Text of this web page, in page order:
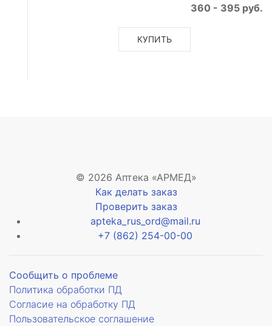
360 - 395 руб.
КУПИТЬ
© 2026 Аптека «АРМЕД»
Как делать заказ
Проверить заказ
apteka_rus_ord@mail.ru
+7 (862) 254-00-00
Сообщить о проблеме
Политика обработки ПД
Согласие на обработку ПД
Пользовательское соглашение